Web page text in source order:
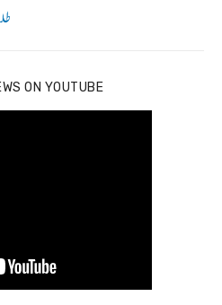
ON YOUTUBE